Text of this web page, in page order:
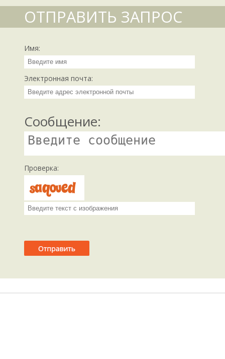
ОТПРАВИТЬ ЗАПРОС
Имя:
Электронная почта:
Сообщение:
Проверка: